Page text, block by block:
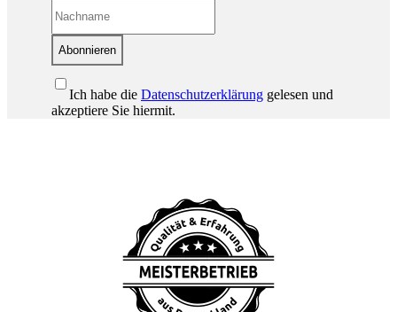
Abonnieren
Ich habe die Datenschutzerklärung gelesen und
akzeptiere Sie hiermit.